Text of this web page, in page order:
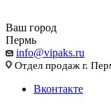
Ваш город
Пермь
info@vipaks.ru
Отдел продаж г.
Вконтакте